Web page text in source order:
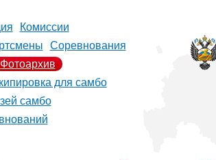
Комиссии
Соревнования
Фотоархив
для самбо
самбо